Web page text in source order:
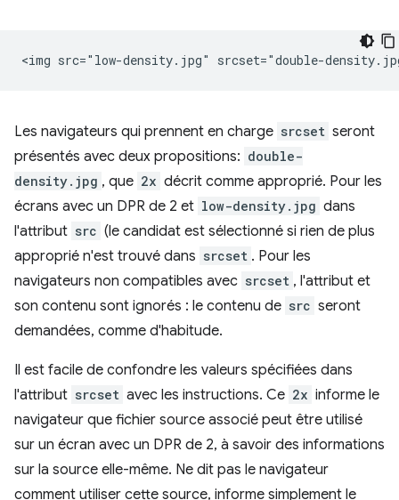
Les navigateurs qui prennent en charge srcset seront
présentés avec deux propositions: double-
density.jpg , que 2x décrit comme approprié. Pour les
écrans avec un DPR de 2 et low-density.jpg dans
l'attribut src (le candidat est sélectionné si rien de plus
approprié n'est trouvé dans srcset . Pour les
navigateurs non compatibles avec srcset , l'attribut et
son contenu sont ignorés : le contenu de src seront
demandées, comme d'habitude.
Il est facile de confondre les valeurs spécifiées dans
l'attribut srcset avec les instructions. Ce 2x informe le
navigateur que fichier source associé peut être utilisé
sur un écran avec un DPR de 2, à savoir des informations
sur la source elle-même. Ne dit pas le navigateur
comment utiliser cette source, informe simplement le